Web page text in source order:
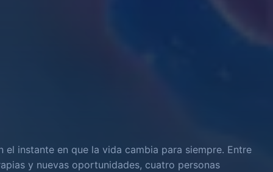
el instante en que la vida cambia para siempre. Entre
y nuevas oportunidades, cuatro personas